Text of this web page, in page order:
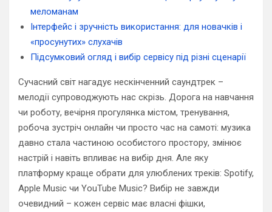
меломанам
Інтерфейс і зручність використання: для новачків і
«просунутих» слухачів
Підсумковий огляд і вибір сервісу під різні сценарії
Сучасний світ нагадує нескінченний саундтрек –
мелодії супроводжують нас скрізь. Дорога на навчання
чи роботу, вечірня прогулянка містом, тренування,
робоча зустріч онлайн чи просто час на самоті: музика
давно стала частиною особистого простору, змінює
настрій і навіть впливає на вибір дня. Але яку
платформу краще обрати для улюблених треків: Spotify,
Apple Music чи YouTube Music? Вибір не завжди
очевидний – кожен сервіс має власні фішки,